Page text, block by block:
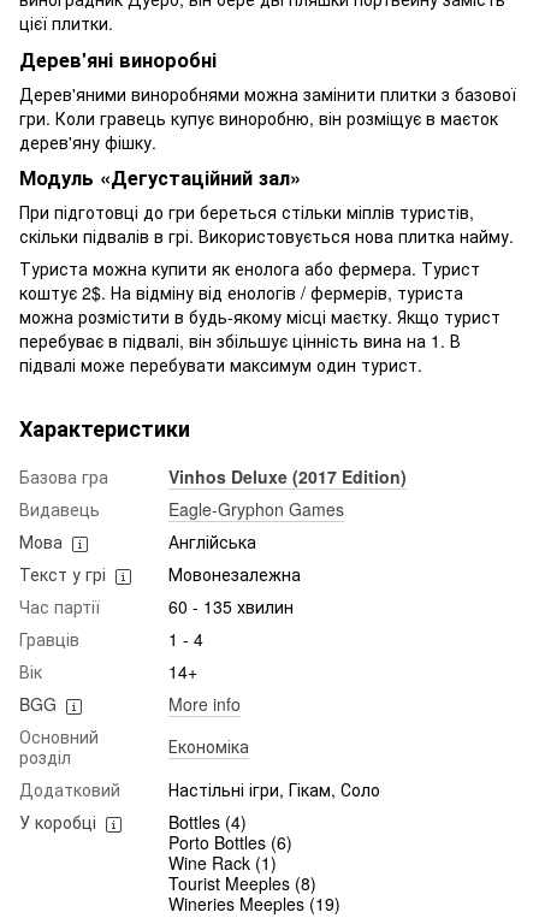
цієї плитки.
Дерев'яні виноробні
Дерев'яними виноробнями можна замінити плитки з базової
гри. Коли гравець купує виноробню, він розміщує в маєток
дерев'яну фішку.
Модуль «Дегустаційний зал»
При підготовці до гри береться стільки міплів туристів,
скільки підвалів в грі. Використовується нова плитка найму.
Туриста можна купити як енолога або фермера. Турист
коштує 2$. На відміну від енологів / фермерів, туриста
можна розмістити в будь-якому місці маєтку. Якщо турист
перебуває в підвалі, він збільшує цінність вина на 1. В
підвалі може перебувати максимум один турист.
Характеристики
Базова гра
Vinhos Deluxe (2017 Edition)
Видавець
Eagle-Gryphon Games
Мова
Англійська
Текст у грі
Мовонезалежна
Час партії
60 - 135 хвилин
Гравців
1 - 4
Вік
14+
BGG
More info
Основний
розділ
Економіка
Додатковий
Настільні ігри, Гікам, Соло
У коробці
Bottles (4)
Porto Bottles (6)
Wine Rack (1)
Tourist Meeples (8)
Wineries Meeples (19)